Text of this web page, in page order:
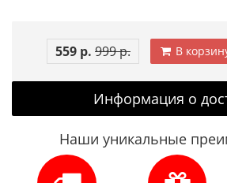
559 р. 999 р. В
Информация о
Наши уникальные